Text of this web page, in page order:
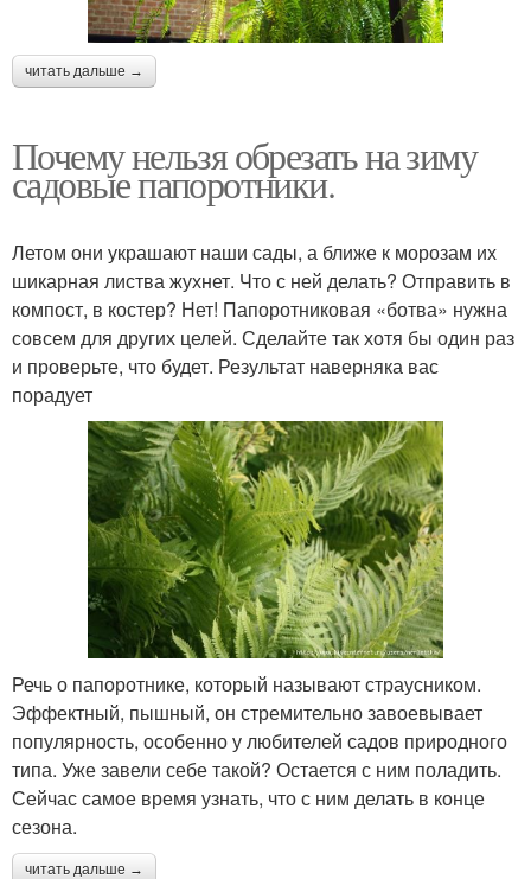
читать дальше →
Почему нельзя обрезать на зиму
садовые папоротники.
Летом они украшают наши сады, а ближе к морозам их
шикарная листва жухнет. Что с ней делать? Отправить в
компост, в костер? Нет! Папоротниковая «ботва» нужна
совсем для других целей. Сделайте так хотя бы один раз
и проверьте, что будет. Результат наверняка вас
порадует
Речь о папоротнике, который называют страусником.
Эффектный, пышный, он стремительно завоевывает
популярность, особенно у любителей садов природного
типа. Уже завели себе такой? Остается с ним поладить.
Сейчас самое время узнать, что с ним делать в конце
сезона.
читать дальше →